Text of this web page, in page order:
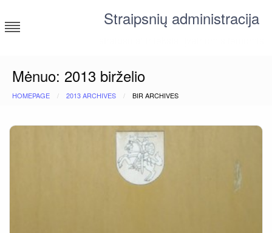
to
content
Straipsnių administracija
Mėnuo: 2013 birželio
HOMEPAGE 2013 ARCHIVES BIR ARCHIVES